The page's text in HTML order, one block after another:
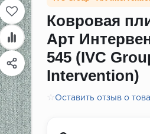
Ковровая
Арт
545 (IVC
Intervention)
☆ Оставить отзыв о